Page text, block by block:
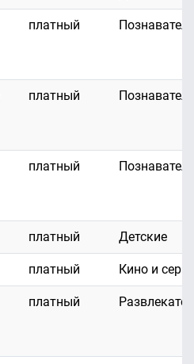
платный
платный
платный
платный Детские
платный Кино и
платный